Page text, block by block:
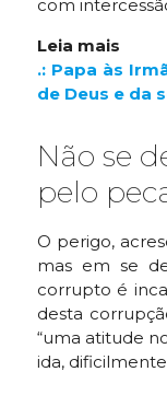
com
Leia mais
.: Papa às
de Deus e da
Não se
pelo
O perigo,
mas em se
corrupto é
desta
“uma atitude
ida,